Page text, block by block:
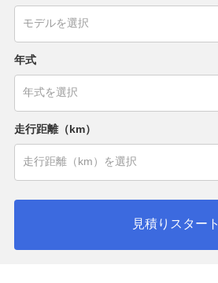
年式
走行距離（km）
見積りスタート